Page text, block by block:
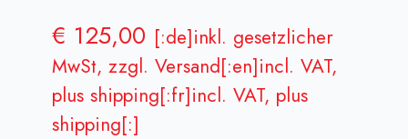
€ 125,00 [:de]inkl. gesetzlicher
MwSt, zzgl. Versand[:en]incl. VAT,
plus shipping[:fr]incl. VAT, plus
shipping[:]